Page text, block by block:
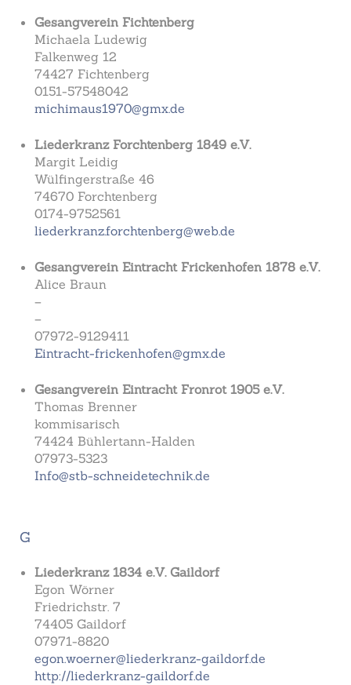
Gesangverein Fichtenberg
Michaela Ludewig
Falkenweg 12
74427 Fichtenberg
0151-57548042
michimaus1970@gmx.de
Liederkranz Forchtenberg 1849 e.V.
Margit Leidig
Wülfingerstraße 46
74670 Forchtenberg
0174-9752561
liederkranz.forchtenberg@web.de
Gesangverein Eintracht Frickenhofen 1878 e.V.
Alice Braun
–
–
07972-9129411
Eintracht-frickenhofen@gmx.de
Gesangverein Eintracht Fronrot 1905 e.V.
Thomas Brenner
kommisarisch
74424 Bühlertann-Halden
07973-5323
Info@stb-schneidetechnik.de
G
Liederkranz 1834 e.V. Gaildorf
Egon Wörner
Friedrichstr. 7
74405 Gaildorf
07971-8820
egon.woerner@liederkranz-gaildorf.de
http://liederkranz-gaildorf.de